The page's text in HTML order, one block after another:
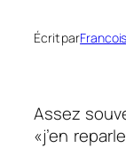
Écrit par
Assez
«j’en